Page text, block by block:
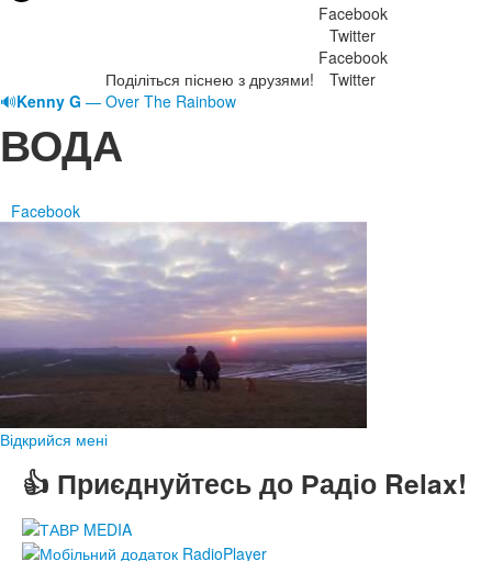
Поділіться піснею з друзями!
Facebook
Twitter
Facebook
Twitter
🔊Kenny G — Over The Rainbow
ВОДА
Facebook
Відкрийся мені
👍 Приєднуйтесь до Радіо Relax!